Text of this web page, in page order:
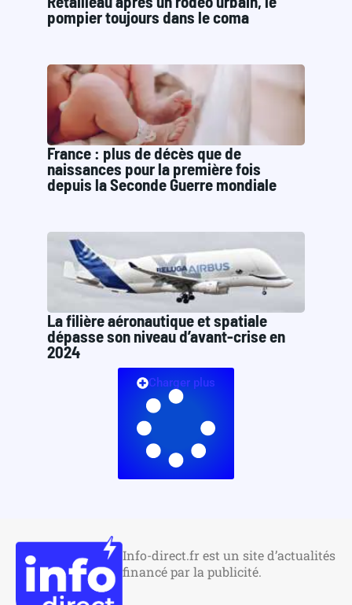
pompier toujours dans le coma
France : plus de décès que de
naissances pour la première fois
depuis la Seconde Guerre mondiale
La filière aéronautique et spatiale
dépasse son niveau d’avant-crise en
2024
Charger plus
Info-direct.fr est un site d’actualités
financé par la publicité.